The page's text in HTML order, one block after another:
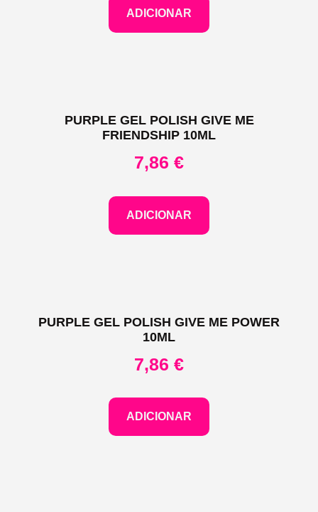
ADICIONAR
PURPLE GEL POLISH GIVE ME
FRIENDSHIP 10ML
7,86 €
ADICIONAR
PURPLE GEL POLISH GIVE ME POWER
10ML
7,86 €
ADICIONAR